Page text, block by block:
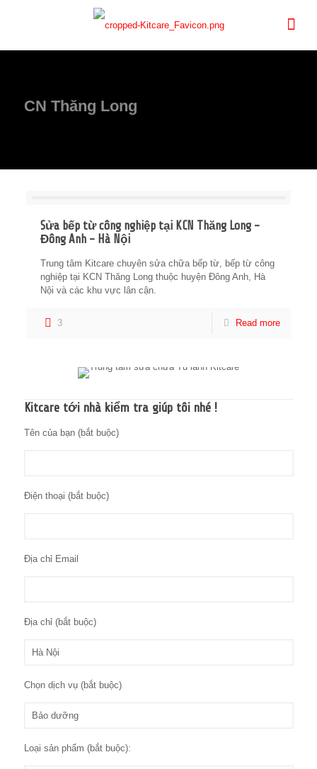
CN Thăng Long
Sửa bếp từ công nghiệp tại KCN Thăng Long –
Đông Anh – Hà Nội
Trung tâm Kitcare chuyên sửa chữa bếp từ, bếp từ công
nghiệp tại KCN Thăng Long thuộc huyện Đông Anh, Hà
Nội và các khu vực lân cận.
3 Read more
Kitcare tới nhà kiểm tra giúp tôi nhé !
Tên của bạn (bắt buộc)
Điện thoại (bắt buộc)
Địa chỉ Email
Địa chỉ (bắt buộc)
Chọn dịch vụ (bắt buộc)
Loại sản phẩm (bắt buộc):